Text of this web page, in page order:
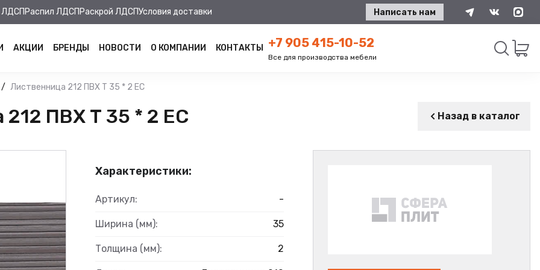
ЛДСП Распил ЛДСП Раскрой ЛДСПУсловия доставки Написать нам
АКЦИИ БРЕНДЫ НОВОСТИ О КОМПАНИИ КОНТАКТЫ +7 905 415-10-52
Все для производства мебели
Лиственница 212 ПВХ Т 35 * 2 ЕС
ПВХ Т 35 * 2 ЕС Назад в каталог
Характеристики:
Артикул: -
Ширина (мм): 35
Толщина (мм): 2